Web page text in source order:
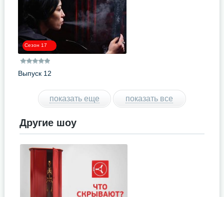
Сезон 17
Выпуск 12
показать еще показать все
Другие шоу